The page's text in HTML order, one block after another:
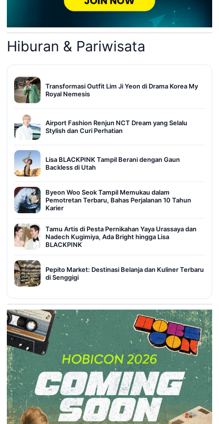
Hiburan & Pariwisata
Transformasi Outfit Lim Ji Yeon di Drama Korea My
Royal Nemesis
Airport Fashion Renjun NCT Dream yang Selalu
Stylish dan Curi Perhatian
Lisa BLACKPINK Tampil Berani dengan Gaun
Backless di Utah
Byeon Woo Seok Tampil Memukau dalam
Pemotretan Terbaru, Bahas Perjalanan 10 Tahun
Karier
Tamu Artis di Pesta Pernikahan Yaya Urassaya dan
Nadech Kugimiya, Ada Bright hingga Lisa
BLACKPINK
Pepito Market: Destinasi Belanja dan Kuliner Terbaru
di Senggigi